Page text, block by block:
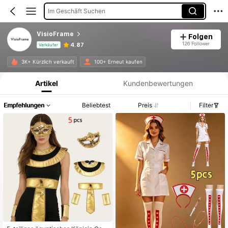
Im Geschäft Suchen
VisioFrame
Verkäufer 4.87
Folgen
126 Follower
3K+ Kürzlich verkauft 100+ Erneut kaufen
Produktinformation: Preisangabe, Verkaufs- und Lagerbestandsdetails.
Artikel Kundenbewertungen
Empfehlungen Beliebtest Preis Filter